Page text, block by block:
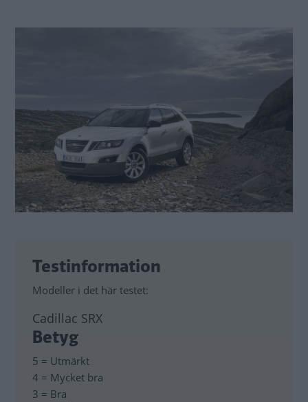
Testinformation
Modeller i det här testet:
Cadillac SRX
Betyg
5 = Utmärkt
4 = Mycket bra
3 = Bra